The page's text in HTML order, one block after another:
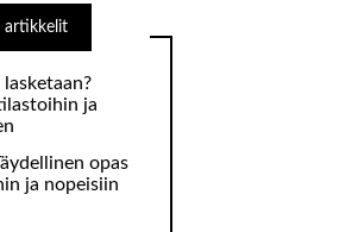
artikkelit
ja
opas
ja nopeisiin